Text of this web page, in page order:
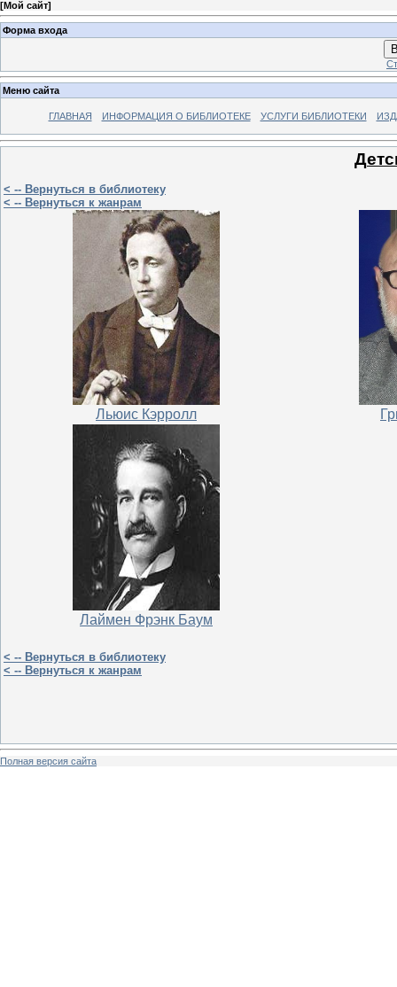
[Мой сайт]
Форма входа
Меню сайта
ГЛАВНАЯ ИНФОРМАЦИЯ О БИБЛИОТЕКЕ УСЛУГИ БИБЛИОТЕКИ
< -- Вернуться в библиотеку
< -- Вернуться к жанрам
Льюис Кэрролл
Лаймен Фрэнк Баум
< -- Вернуться в библиотеку
< -- Вернуться к жанрам
Полная версия сайта